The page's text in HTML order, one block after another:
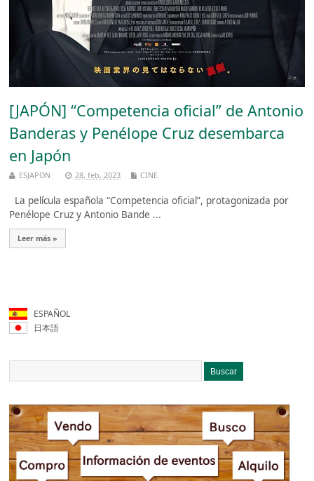
[JAPÓN] “Competencia oficial” de Antonio
Banderas y Penélope Cruz desembarca
en Japón
ESJAPON 28, feb, 2023 CINE
La película española “Competencia oficial”, protagonizada por
Penélope Cruz y Antonio Bande ...
Leer más »
ESPAÑOL
日本語